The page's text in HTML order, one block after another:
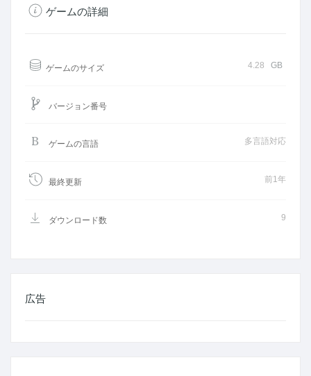
ゲームの詳細
ゲームのサイズ 4.28 GB
バージョン番号
ゲームの言語 多言語対応
最終更新 前1年
ダウンロード数 9
広告